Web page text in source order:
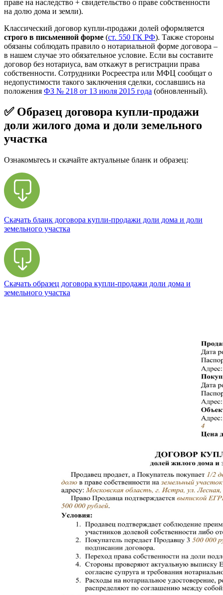
праве на наследство + свидетельство о праве собственности
на долю дома и земли).
Классический договор купли-продажи долей оформляется
строго в письменной форме (ст. 550 ГК РФ). Также стороны
обязаны соблюдать правило о нотариальной форме договора –
в нашем случае это обязательное условие. Если вы составите
договор без нотариуса, вам откажут в регистрации права
собственности. Сотрудники Росреестра или МФЦ сообщат о
недопустимости такого заключения сделки, сославшись на
положения ФЗ № 218 от 13 июля 2015 года (обновленный).
✅ Образец договора купли-продажи
доли жилого дома и доли земельного
участка
Ознакомьтесь и скачайте актуальные бланк и образец:
Скачать бланк договора купли-продажи доли дома и доли
земельного участка
Скачать образец договора купли-продажи доли дома и
земельного участка